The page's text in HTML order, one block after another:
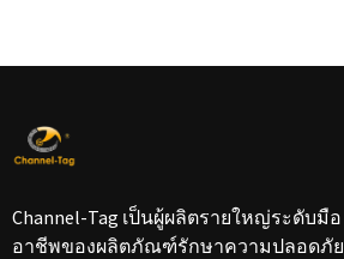
Channel-Tag เป็นผู้ผลิตรายใหญ่ระดับมือ
อาชีพของผลิตภัณฑ์รักษาความปลอดภัย